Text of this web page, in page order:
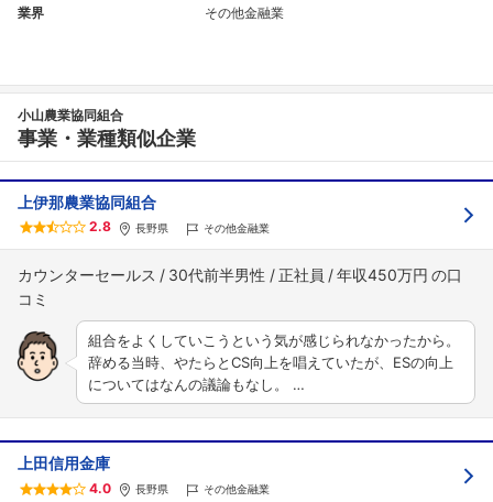
業界 その他金融業
小山農業協同組合
事業・業種類似企業
上伊那農業協同組合
2.8 長野県 その他金融業
カウンターセールス 30代前半男性 正社員 年収450万円
組合をよくしていこうという気が感じられなかったから。
辞める当時、やたらとCS向上を唱えていたが、ESの向上
についてはなんの議論もなし。 …
上田信用金庫
4.0 長野県 その他金融業